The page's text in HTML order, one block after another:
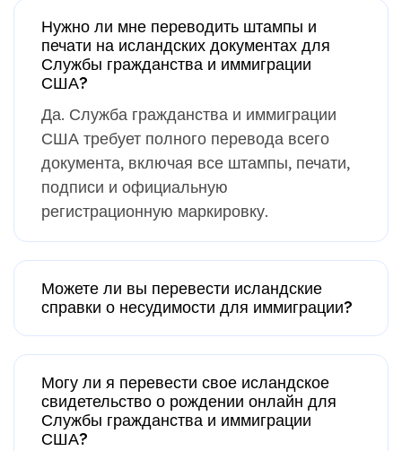
Нужно ли мне переводить штампы и
печати на исландских документах для
Службы гражданства и иммиграции
США?
Да. Служба гражданства и иммиграции
США требует полного перевода всего
документа, включая все штампы, печати,
подписи и официальную
регистрационную маркировку.
Можете ли вы перевести исландские
справки о несудимости для иммиграции?
Могу ли я перевести свое исландское
свидетельство о рождении онлайн для
Службы гражданства и иммиграции
США?